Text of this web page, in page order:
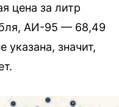
цена за литр
АИ-95 — 68,49
указана, значит,